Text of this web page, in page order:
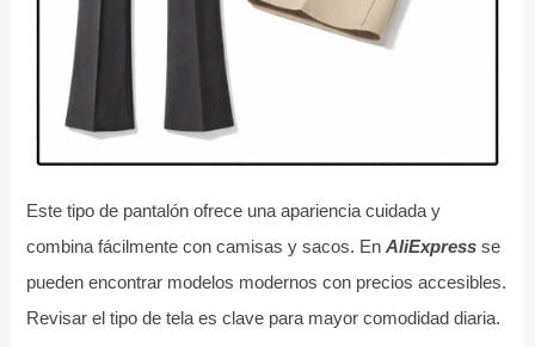
Este tipo de pantalón ofrece una apariencia cuidada y
combina fácilmente con camisas y sacos. En AliExpressse
pueden encontrar modelos modernos con precios accesibles.
Revisar el tipo de tela es clave para mayor comodidad diaria.